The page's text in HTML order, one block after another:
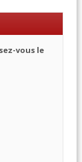
vous le